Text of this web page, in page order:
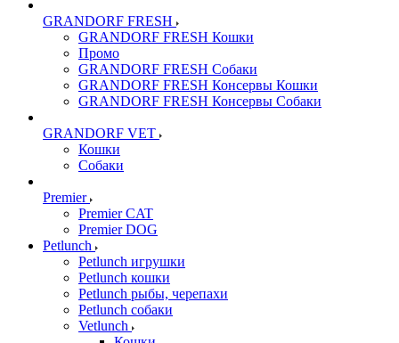
GRANDORF FRESH
GRANDORF FRESH Кошки
Промо
GRANDORF FRESH Собаки
GRANDORF FRESH Консервы Кошки
GRANDORF FRESH Консервы Собаки
GRANDORF VET
Кошки
Собаки
Premier
Premier CAT
Premier DOG
Petlunch
Petlunch игрушки
Petlunch кошки
Petlunch рыбы, черепахи
Petlunch собаки
Vetlunch